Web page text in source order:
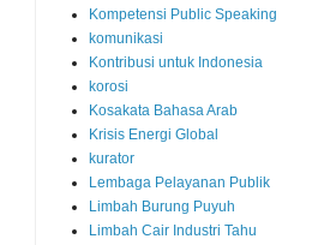
Kompetensi Public Speaking
komunikasi
Kontribusi untuk Indonesia
korosi
Kosakata Bahasa Arab
Krisis Energi Global
kurator
Lembaga Pelayanan Publik
Limbah Burung Puyuh
Limbah Cair Industri Tahu